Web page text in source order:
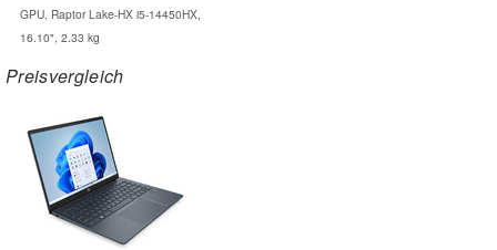
GPU, Raptor Lake-HX i5-14450HX,
16.10", 2.33 kg
Preisvergleich